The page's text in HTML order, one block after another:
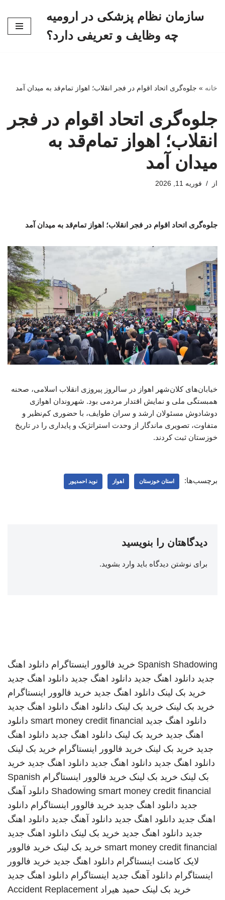
سازمان نظام پزشکی در ارومیه
چه وظایف و تعریفی دارد؟
خانه » جلوه‌گری اتحاد اقوام در فجر انقلاب؛ اهواز تمام‌قد به میدان آمد
جلوه‌گری اتحاد اقوام در فجر
انقلاب؛ اهواز تمام‌قد به
میدان آمد
از فوریه 11, 2026
جلوه‌گری اتحاد اقوام در فجر انقلاب؛ اهواز تمام‌قد به میدان آمد
خیابان‌های کلان‌شهر اهواز در سالروز پیروزی انقلاب اسلامی، صحنه
همبستگی ملی و نمایش اقتدار مردمی بود. شهروندان اهوازی
دوشادوش مسئولان ارشد و سران طوایف، با حضوری کم‌نظیر و
متفاوت، تصویری ماندگار از وحدت استراتژیک و پایداری را در تاریخ
خوزستان ثبت کردند.
برچسب‌ها: استان خوزستان اهواز نوید احمدپور
دیدگاهتان را بنویسید
برای نوشتن دیدگاه باید وارد بشوید.
Spanish Shadowing خرید فالوور اینستاگرام دانلود اهنگ
جدید دانلود اهنگ جدید دانلود اهنگ جدید دانلود اهنگ جدید
خرید بک لینک دانلود اهنگ جدید خرید فالوور اینستاگرام
خرید بک لینک خرید بک لینک دانلود اهنگ دانلود اهنگ جدید
دانلود اهنگ جدید smart money credit financial دانلود
اهنگ جدید خرید بک لینک دانلود اهنگ جدید دانلود اهنگ
جدید خرید بک لینک خرید فالوور اینستاگرام خرید بک لینک
دانلود اهنگ جدید دانلود اهنگ جدید دانلود اهنگ جدید خرید
بک لینک خرید بک لینک خرید فالوور اینستاگرام Spanish
Shadowing smart money credit financial
دانلود آهنگ
جدید دانلود اهنگ جدید خرید فالوور اینستاگرام دانلود
اهنگ جدید دانلود اهنگ جدید دانلود آهنگ جدید دانلود اهنگ
جدید دانلود اهنگ جدید خرید بک لینک دانلود اهنگ جدید
smart money credit financial خرید بک لینک خرید فالوور
لایک کامنت اینستاگرام دانلود اهنگ جدید خرید فالوور
اینستاگرام دانلود آهنگ جدید اینستاگرام دانلود اهنگ جدید
خرید بک لینک حمید هیراد Accident Replacement